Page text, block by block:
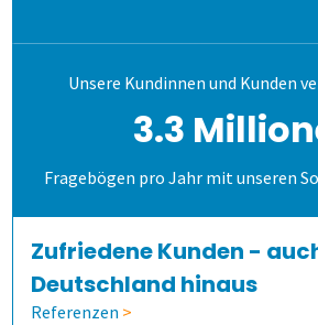
Allen, die evaluieren!
Schulungen für
Demoversion
Wahlen
Freitextantworten
Zusammenhänge
QuestorPro
Schulungen
Fortgeschritten
Mehrsprachige
Audit-Log
Dienstleistungen
Unsere Kundinnen und Kunden
3.3
Fragebögen pro Jahr mit unseren
Zufriedene Kunden -
Deutschland hinaus
Referenzen >